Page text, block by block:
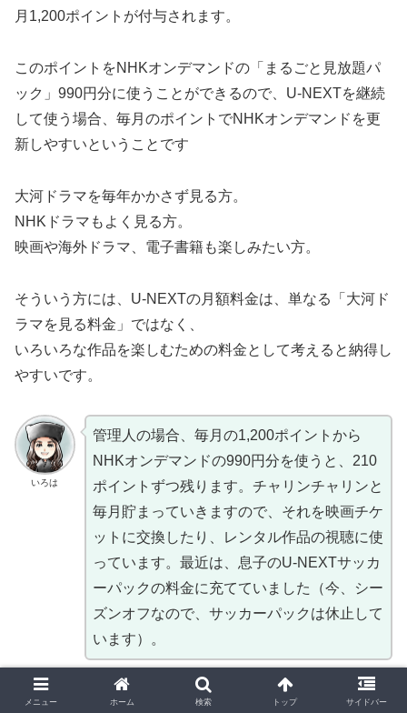
月1,200ポイントが付与されます。
このポイントをNHKオンデマンドの「まるごと見放題パ
ック」990円分に使うことができるので、U-NEXTを継続
して使う場合、毎月のポイントでNHKオンデマンドを更
新しやすいということです
大河ドラマを毎年かかさず見る方。
NHKドラマもよく見る方。
映画や海外ドラマ、電子書籍も楽しみたい方。
そういう方には、U-NEXTの月額料金は、単なる「大河ド
ラマを見る料金」ではなく、
いろいろな作品を楽しむための料金として考えると納得し
やすいです。
いろは
管理人の場合、毎月の1,200ポイントから
NHKオンデマンドの990円分を使うと、210
ポイントずつ残ります。チャリンチャリンと
毎月貯まっていきますので、それを映画チケ
ットに交換したり、レンタル作品の視聴に使
っています。最近は、息子のU-NEXTサッカ
ーパックの料金に充てていました（今、シー
ズンオフなので、サッカーパックは休止して
います）。
メリット3：倍速・低速再生機能がかなり便利
メニュー ホーム 検索 トップ サイドバー